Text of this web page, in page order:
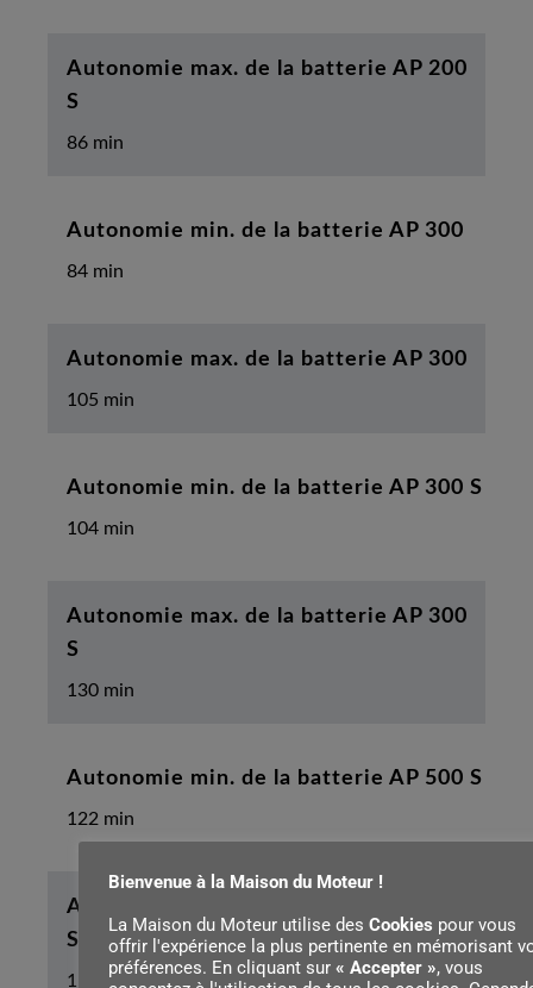
Autonomie max. de la batterie AP 200
S
86 min
Autonomie min. de la batterie AP 300
84 min
Autonomie max. de la batterie AP 300
105 min
Autonomie min. de la batterie AP 300 S
104 min
Autonomie max. de la batterie AP 300
S
130 min
Autonomie min. de la batterie AP 500 S
122 min
Autonomie max. de la batterie AP 500
S
152 min
Bienvenue à la Maison du Moteur !
La Maison du Moteur utilise des Cookies pour vous
offrir l'expérience la plus pertinente en mémorisant
préférences. En cliquant sur « Accepter », vous